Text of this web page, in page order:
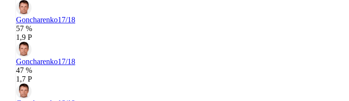
Goncharenko17/18
57 %
1,9 P
Goncharenko17/18
47 %
1,7 P